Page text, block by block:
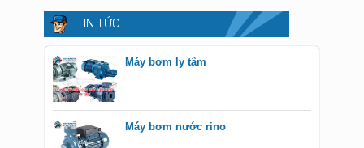
TIN TỨC
Máy bơm ly tâm
Máy bơm nước rino